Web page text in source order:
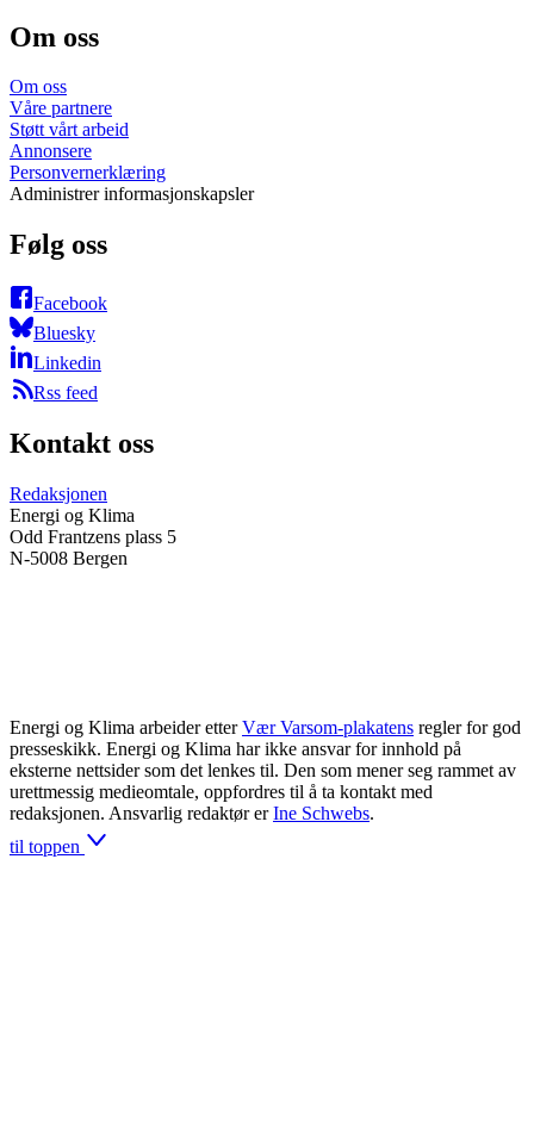
Om oss
Om oss
Våre partnere
Støtt vårt arbeid
Annonsere
Personvernerklæring
Administrer informasjonskapsler
Følg oss
Facebook
Bluesky
Linkedin
Rss feed
Kontakt oss
Redaksjonen
Energi og Klima
Odd Frantzens plass 5
N-5008 Bergen
Energi og Klima arbeider etter Vær Varsom-plakatens regler for god
presseskikk. Energi og Klima har ikke ansvar for innhold på
eksterne nettsider som det lenkes til. Den som mener seg rammet av
urettmessig medieomtale, oppfordres til å ta kontakt med
redaksjonen. Ansvarlig redaktør er Ine Schwebs.
til toppen